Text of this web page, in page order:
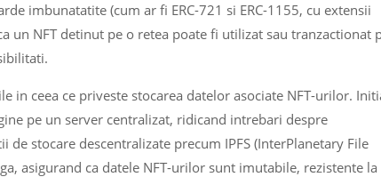
imbunatatite (cum ar fi ERC-721 si ERC-1155, cu extensii
un NFT detinut pe o retea poate fi utilizat sau tranzactionat
in ceea ce priveste stocarea datelor asociate NFT-urilor.
pe un server centralizat, ridicand intrebari despre
stocare descentralizate precum IPFS (InterPlanetary File
asigurand ca datele NFT-urilor sunt imutabile, rezistente la